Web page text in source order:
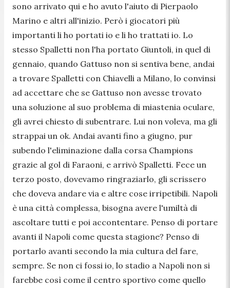
sono arrivato qui e ho avuto l'aiuto di Pierpaolo
Marino e altri all'inizio. Però i giocatori più
importanti li ho portati io e li ho trattati io. Lo
stesso Spalletti non l'ha portato Giuntoli, in quel di
gennaio, quando Gattuso non si sentiva bene, andai
a trovare Spalletti con Chiavelli a Milano, lo convinsi
ad accettare che se Gattuso non avesse trovato
una soluzione al suo problema di miastenia oculare,
gli avrei chiesto di subentrare. Lui non voleva, ma gli
strappai un ok. Andai avanti fino a giugno, pur
subendo l'eliminazione dalla corsa Champions
grazie al gol di Faraoni, e arrivò Spalletti. Fece un
terzo posto, dovevamo ringraziarlo, gli scrissero
che doveva andare via e altre cose irripetibili. Napoli
è una città complessa, bisogna avere l'umiltà di
ascoltare tutti e poi accontentare. Penso di portare
avanti il Napoli come questa stagione? Penso di
portarlo avanti secondo la mia cultura del fare,
sempre. Se non ci fossi io, lo stadio a Napoli non si
farebbe così come il centro sportivo come quello